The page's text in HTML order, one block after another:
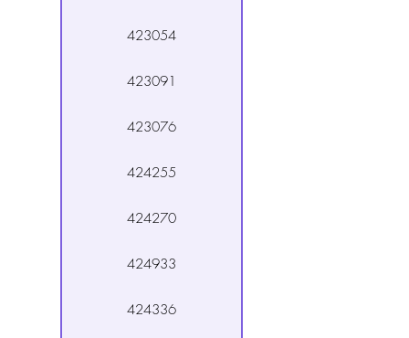
423054
423091
423076
424255
424270
424933
424336